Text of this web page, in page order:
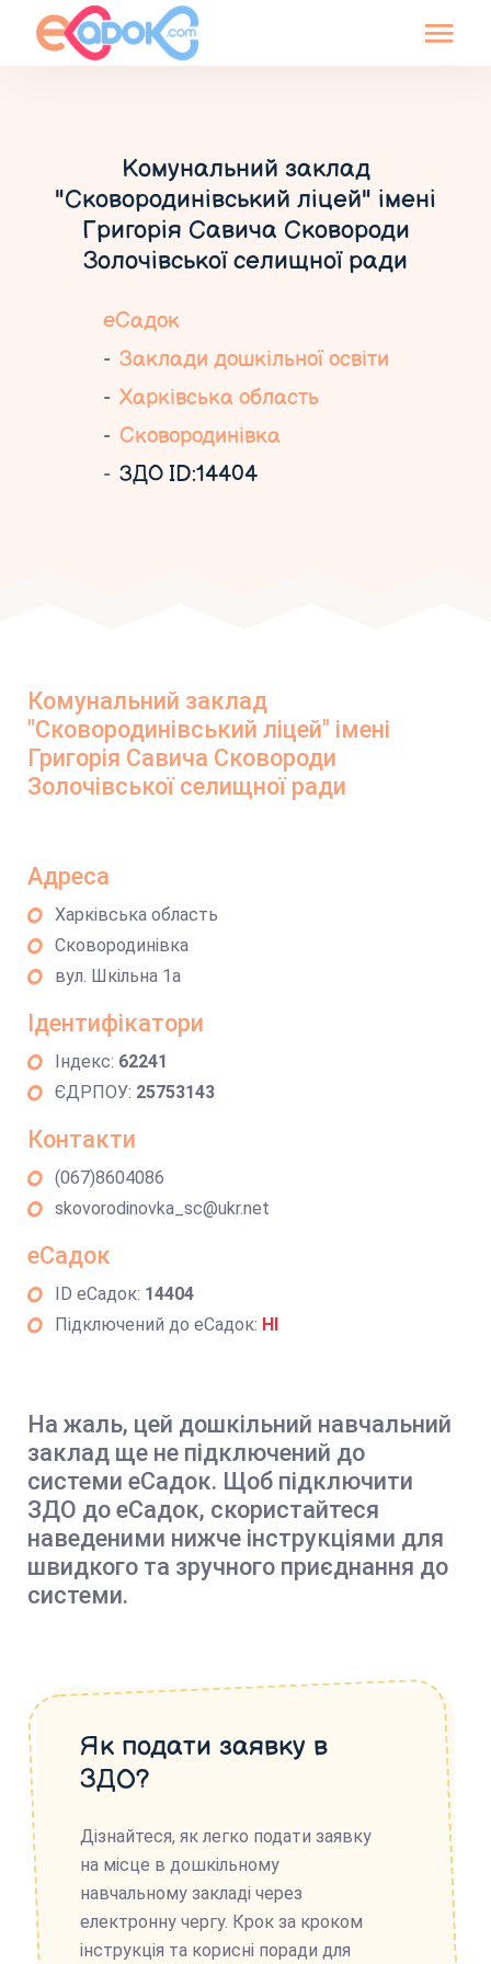
Комунальний заклад
"Сковородинівський ліцей" імені
Григорія Савича Сковороди
Золочівської селищної ради
еСадок
Заклади дошкільної освіти
Харківська область
Сковородинівка
ЗДО ID:14404
Комунальний заклад
"Сковородинівський ліцей" імені
Григорія Савича Сковороди
Золочівської селищної ради
Адреса
Харківська область
Сковородинівка
вул. Шкільна 1а
Ідентифікатори
Індекс: 62241
ЄДРПОУ: 25753143
Контакти
(067)8604086
skovorodinovka_sc@ukr.net
еСадок
ID еСадок: 14404
Підключений до еСадок: НІ
На жаль, цей дошкільний навчальний
заклад ще не підключений до
системи еСадок. Щоб підключити
ЗДО до еСадок, скористайтеся
наведеними нижче інструкціями для
швидкого та зручного приєднання до
системи.
Як подати заявку в
ЗДО?
Дізнайтеся, як легко подати заявку
на місце в дошкільному
навчальному закладі через
електронну чергу. Крок за кроком
інструкція та корисні поради для